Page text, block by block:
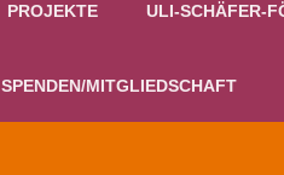
PROJEKTE ULI-SCHÄFER-
SPENDEN/MITGLIEDSCHAFT